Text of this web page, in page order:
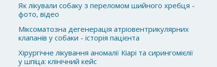
Як лікували собаку з переломом шийного хребця -
фото, відео
Міксоматозна дегенерація атріовентрикулярних
клапанів у собаки - історія пацієнта
Хірургічне лікування аномалії Кіарі та сирингомієлії
у шпіца: клінічний кейс